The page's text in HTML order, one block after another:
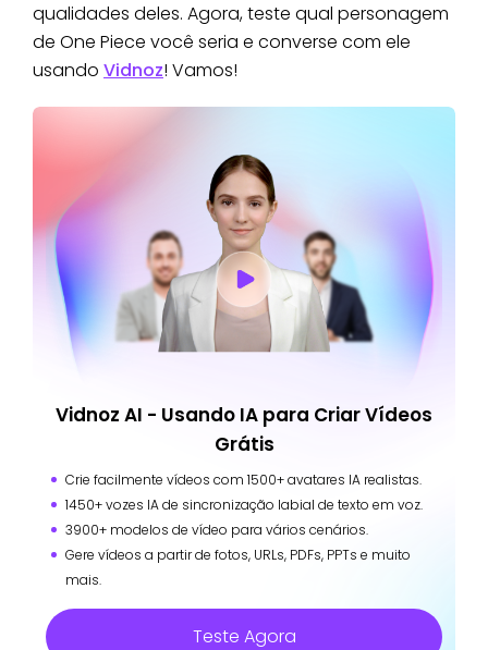
qualidades deles. Agora, teste qual personagem
de One Piece você seria e converse com ele
usando Vidnoz! Vamos!
Vidnoz AI - Usando IA para Criar Vídeos
Grátis
Crie facilmente vídeos com 1500+ avatares IA realistas.
1450+ vozes IA de sincronização labial de texto em voz.
3900+ modelos de vídeo para vários cenários.
Gere vídeos a partir de fotos, URLs, PDFs, PPTs e muito
mais.
Teste Agora